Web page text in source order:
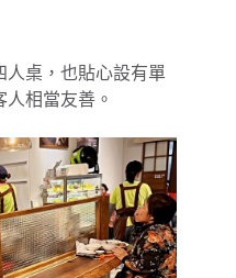
人桌，也貼心設有單
相當友善。